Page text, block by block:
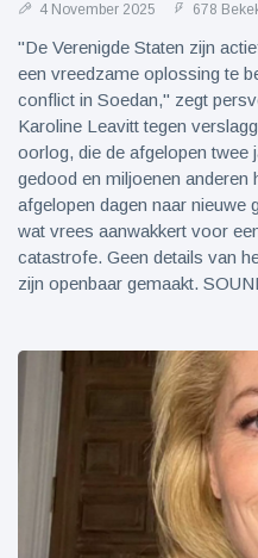
4 November 2025 678
"De Verenigde Staten zijn
een vreedzame oplossing te
conflict in Soedan," zegt
Karoline Leavitt tegen
oorlog, die de afgelopen twee
gedood en miljoenen anderen
afgelopen dagen naar nieuwe
wat vrees aanwakkert voor
catastrofe. Geen details van
zijn openbaar gemaakt.